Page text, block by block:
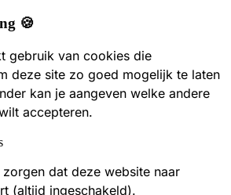
🍪
gebruik van cookies die
deze site zo goed mogelijk te laten
kan je aangeven welke andere
accepteren.
dat deze website naar
(altijd ingeschakeld).